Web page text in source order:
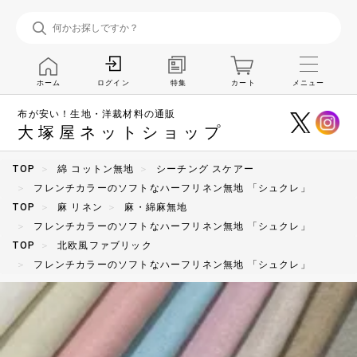
布が安い！生地・洋裁材料の通販
大塚屋ネットショップ
ホーム ログイン 特集 カート メニュー
TOP 綿 コットン無地
シーチング スケアー
フレンチカラーのソフトなハーフリネン無地 「シュクレ」
TOP
麻 リネン
麻・綿麻無地
フレンチカラーのソフトなハーフリネン無地 「シュクレ」
TOP
北欧風ファブリック
フレンチカラーのソフトなハーフリネン無地 「シュクレ」